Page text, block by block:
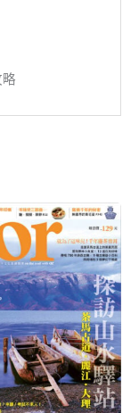
原
始
價
格：
NT$199。
目
前
價
格：
NT$80。